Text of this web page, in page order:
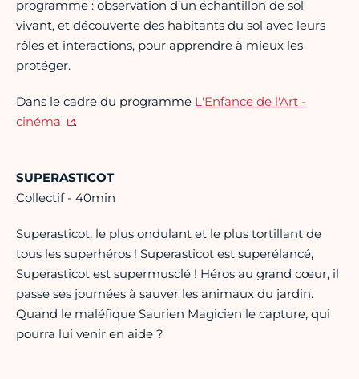
programme : observation d’un échantillon de sol
vivant, et découverte des habitants du sol avec leurs
rôles et interactions, pour apprendre à mieux les
protéger.
Dans le cadre du programme L'Enfance de l'Art -
cinéma
.
SUPERASTICOT
Collectif - 40min
Superasticot, le plus ondulant et le plus tortillant de
tous les superhéros ! Superasticot est superélancé,
Superasticot est supermusclé ! Héros au grand cœur, il
passe ses journées à sauver les animaux du jardin.
Quand le maléfique Saurien Magicien le capture, qui
pourra lui venir en aide ?